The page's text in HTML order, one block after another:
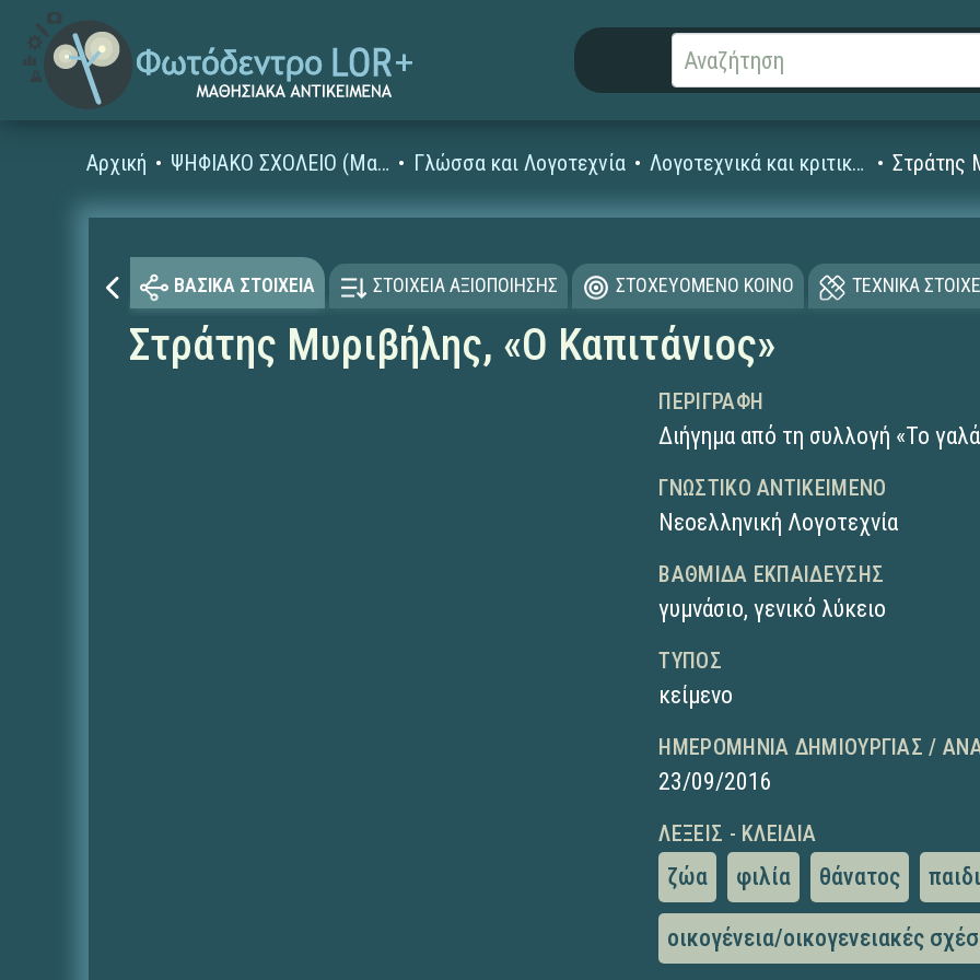
Αρχική ΨΗΦΙΑΚΟ ΣΧΟΛΕΙΟ (Μαθησιακά Αντικείμενα) Γλώσσα και Λογοτεχνία Λογοτεχνικά και κριτικά κείμενα Στράτης
ΒΑΣΙΚΑ ΣΤΟΙΧΕΙΑ ΣΤΟΙΧΕΙΑ ΑΞΙΟΠΟΙΗΣΗΣ ΣΤΟΧΕΥΟΜΕΝΟ ΚΟΙΝΟ ΤΕΧΝΙΚΑ
Στράτης Μυριβήλης, «Ο Καπιτάνιος»
ΠΕΡΙΓΡΑΦΉ
Διήγημα από τη συλλογή «Το
ΓΝΩΣΤΙΚΌ ΑΝΤΙΚΕΊΜΕΝΟ
Νεοελληνική Λογοτεχνία
ΒΑΘΜΊΔΑ ΕΚΠΑΊΔΕΥΣΗΣ
γυμνάσιο,γενικό λύκειο
ΤΎΠΟΣ
κείμενο
ΗΜΕΡΟΜΗΝΊΑ ΔΗΜΙΟΥΡΓΊΑΣ /
23/09/2016
ΛΈΞΕΙΣ - ΚΛΕΙΔΙΆ
ζώα φιλία θάνατος
οικογένεια/οικογενειακές